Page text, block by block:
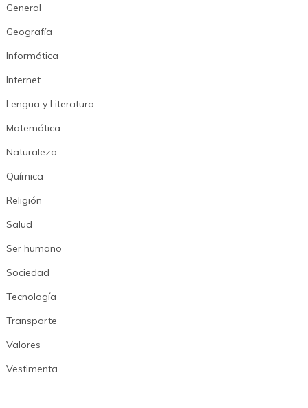
General
Geografía
Informática
Internet
Lengua y Literatura
Matemática
Naturaleza
Química
Religión
Salud
Ser humano
Sociedad
Tecnología
Transporte
Valores
Vestimenta